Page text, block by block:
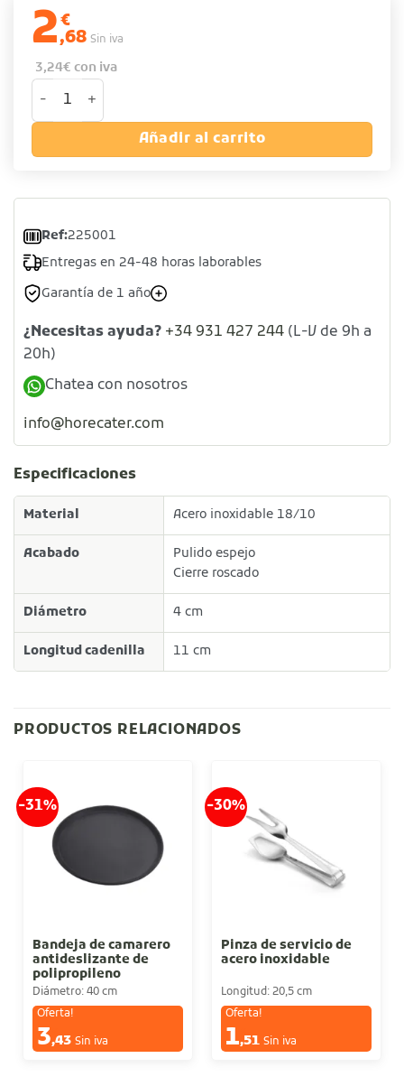
2€
,68 Sin iva
3,24€ con iva
Filtro para infusiones con cadenilla cantidad
Añadir al carrito
Ref:225001
Entregas en 24-48 horas laborables
Garantía de 1 año
¿Necesitas ayuda? +34 931 427 244 (L-V de 9h a
20h)
Chatea con nosotros
info@horecater.com
Especificaciones
Material Acero inoxidable 18/10
Acabado
Pulido espejo
Cierre roscado
Diámetro 4 cm
Longitud cadenilla 11 cm
PRODUCTOS RELACIONADOS
-31%
Bandeja de camarero
antideslizante de
polipropileno
Diámetro: 40 cm
Oferta!
3,43 Sin iva
-30%
Pinza de servicio de
acero inoxidable
Longitud: 20,5 cm
Oferta!
1,51 Sin iva